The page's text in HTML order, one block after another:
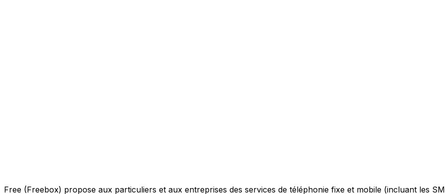
Free (Freebox) propose aux particuliers et aux entreprises des services de téléphonie fixe et mobile (incluant les